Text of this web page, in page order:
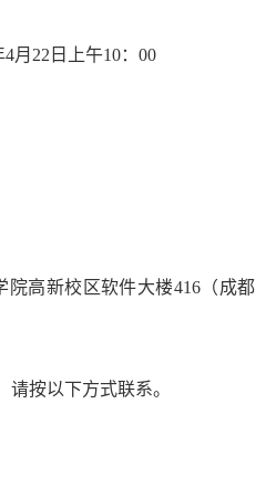
4月 22 日上午10： 00
院高新校区软件大楼416（成都
请按以下方式联系。